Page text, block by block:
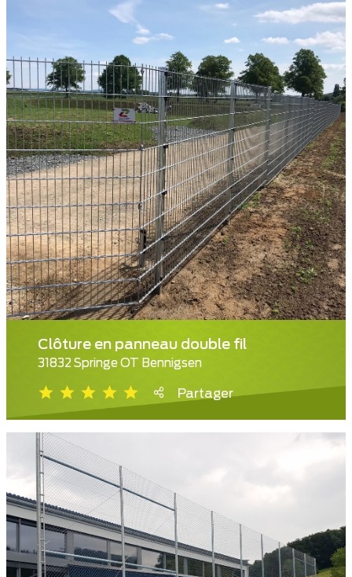
Clôture en panneau double fil
31832 Springe OT Bennigsen
Partager